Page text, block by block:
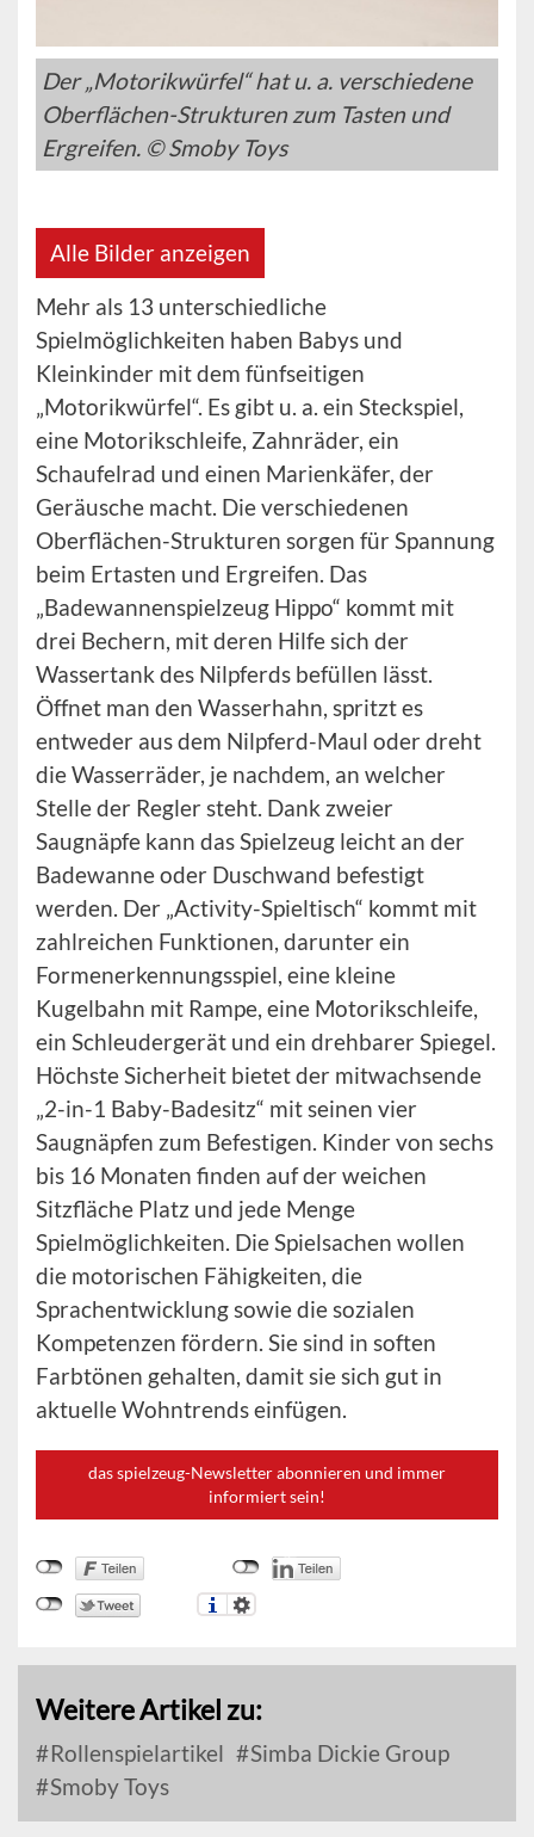
Der „Motorikwürfel“ hat u. a. verschiedene
Oberflächen-Strukturen zum Tasten und
Ergreifen. © Smoby Toys
Alle Bilder anzeigen
Mehr als 13 unterschiedliche
Spielmöglichkeiten haben Babys und
Kleinkinder mit dem fünfseitigen
„Motorikwürfel“. Es gibt u. a. ein Steckspiel,
eine Motorikschleife, Zahnräder, ein
Schaufelrad und einen Marienkäfer, der
Geräusche macht. Die verschiedenen
Oberflächen-Strukturen sorgen für Spannung
beim Ertasten und Ergreifen. Das
„Badewannenspielzeug Hippo“ kommt mit
drei Bechern, mit deren Hilfe sich der
Wassertank des Nilpferds befüllen lässt.
Öffnet man den Wasserhahn, spritzt es
entweder aus dem Nilpferd-Maul oder dreht
die Wasserräder, je nachdem, an welcher
Stelle der Regler steht. Dank zweier
Saugnäpfe kann das Spielzeug leicht an der
Badewanne oder Duschwand befestigt
werden. Der „Activity-Spieltisch“ kommt mit
zahlreichen Funktionen, darunter ein
Formenerkennungsspiel, eine kleine
Kugelbahn mit Rampe, eine Motorikschleife,
ein Schleudergerät und ein drehbarer Spiegel.
Höchste Sicherheit bietet der mitwachsende
„2-in-1 Baby-Badesitz“ mit seinen vier
Saugnäpfen zum Befestigen. Kinder von sechs
bis 16 Monaten finden auf der weichen
Sitzfläche Platz und jede Menge
Spielmöglichkeiten. Die Spielsachen wollen
die motorischen Fähigkeiten, die
Sprachentwicklung sowie die sozialen
Kompetenzen fördern. Sie sind in soften
Farbtönen gehalten, damit sie sich gut in
aktuelle Wohntrends einfügen.
das spielzeug-Newsletter abonnieren und immer
informiert sein!
Weitere Artikel zu:
Rollenspielartikel
Simba Dickie Group
Smoby Toys